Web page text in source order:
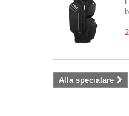
Alla specialare